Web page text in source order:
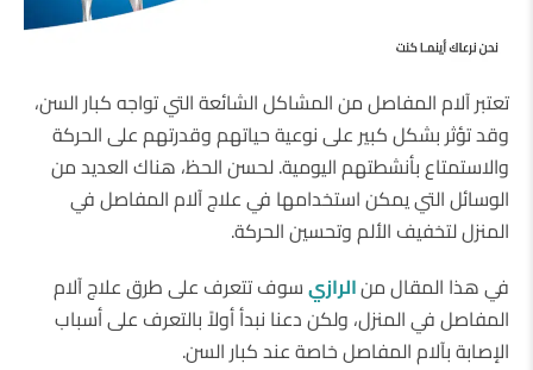
تعتبر آلام المفاصل من المشاكل الشائعة التي تواجه كبار السن،
وقد تؤثر بشكل كبير على نوعية حياتهم وقدرتهم على الحركة
والاستمتاع بأنشطتهم اليومية. لحسن الحظ، هناك العديد من
الوسائل التي يمكن استخدامها في علاج آلام المفاصل في
المنزل لتخفيف الألم وتحسين الحركة.
في هذا المقال منالرازيسوف تتعرف على طرق علاج آلام
المفاصل في المنزل، ولكن دعنا نبدأ أولاً بالتعرف على أسباب
الإصابة بآلام المفاصل خاصة عند كبار السن.